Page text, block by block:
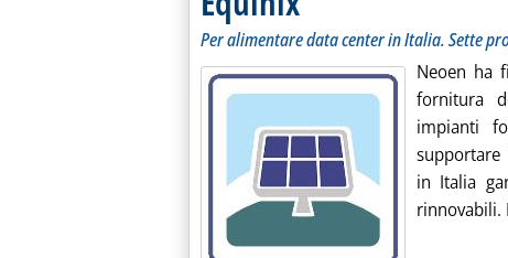
Per alimentare data center in Italia. Sette
Neoen ha
fornitura
impianti
supportare
in Italia
rinnovabili.